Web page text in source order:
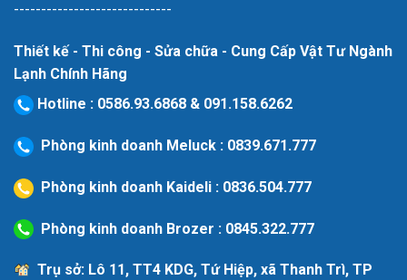
-----------------------------
Thiết kế - Thi công - Sửa chữa - Cung Cấp Vật Tư Ngành
Lạnh Chính Hãng
Hotline : 0586.93.6868 & 091.158.6262
Phòng kinh doanh Meluck : 0839.671.777
Phòng kinh doanh Kaideli : 0836.504.777
Phòng kinh doanh Brozer : 0845.322.777
Trụ sở: Lô 11, TT4 KDG, Tứ Hiệp, xã Thanh Trì, TP